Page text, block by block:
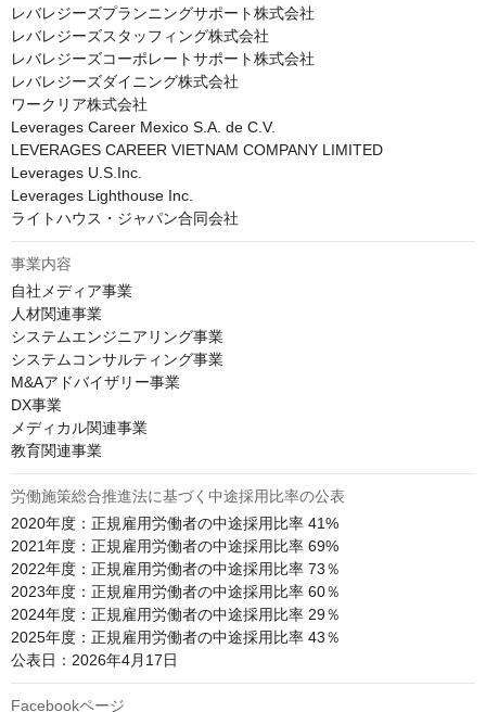
レバレジーズプランニングサポート株式会社
レバレジーズスタッフィング株式会社
レバレジーズコーポレートサポート株式会社
レバレジーズダイニング株式会社
ワークリア株式会社
Leverages Career Mexico S.A. de C.V.
LEVERAGES CAREER VIETNAM COMPANY LIMITED
Leverages U.S.Inc.
Leverages Lighthouse Inc.
ライトハウス・ジャパン合同会社
事業内容
自社メディア事業
人材関連事業
システムエンジニアリング事業
システムコンサルティング事業
M&Aアドバイザリー事業
DX事業
メディカル関連事業
教育関連事業
労働施策総合推進法に基づく中途採用比率の公表
2020年度：正規雇用労働者の中途採用比率 41%
2021年度：正規雇用労働者の中途採用比率 69%
2022年度：正規雇用労働者の中途採用比率 73％
2023年度：正規雇用労働者の中途採用比率 60％
2024年度：正規雇用労働者の中途採用比率 29％
2025年度：正規雇用労働者の中途採用比率 43％
公表日：2026年4月17日
Facebookページ